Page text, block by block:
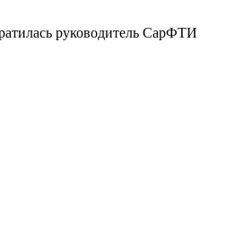
руководитель СарФТИ